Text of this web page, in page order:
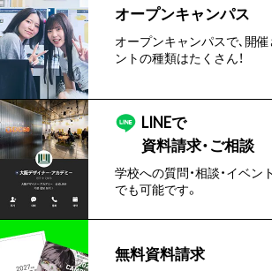
オープンキャンパス
オープンキャンパスで､開
ントの種類はたくさん！
LINEで
資料請求・ご相談
学校への質問・相談・イベン
でも可能です。
無料資料請求